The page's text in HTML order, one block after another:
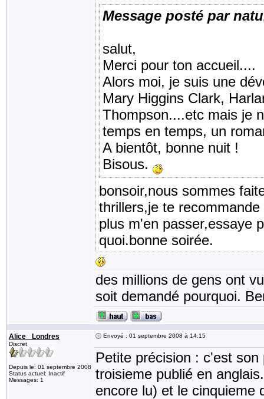
Message posté par
salut,
Merci pour ton accueil....
Alors moi, je suis une
Mary Higgins Clark,
Thompson....etc mais je
temps en temps, un
A bientôt, bonne nuit !
Bisous.
bonsoir,nous sommes
thrillers,je te
plus m'en passer,essaye
quoi.bonne soirée.
des millions de gens ont
soit demandé pourquoi.
Alice _Londres
Discret
Depuis le: 01 septembre 2008
Status actuel: Inactif
Messages: 1
Envoyé : 01 septembre 2008 à 14:15
Petite précision : c'est
troisieme publié en
encore lu) et le cinquieme